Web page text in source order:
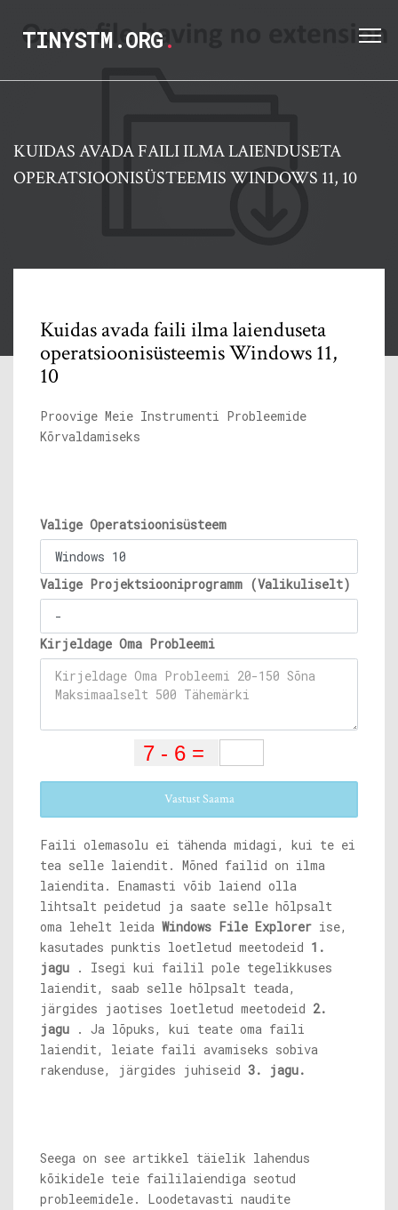
TINYSTM.ORG.
KUIDAS AVADA FAILI ILMA LAIENDUSETA
OPERATSIOONISÜSTEEMIS WINDOWS 11, 10
Kuidas avada faili ilma laienduseta
operatsioonisüsteemis Windows 11,
10
Proovige Meie Instrumenti Probleemide
Kõrvaldamiseks
Valige Operatsioonisüsteem
Valige Projektsiooniprogramm (Valikuliselt)
Kirjeldage Oma Probleemi
Vastust Saama
Faili olemasolu ei tähenda midagi, kui te ei
tea selle laiendit. Mõned failid on ilma
laiendita. Enamasti võib laiend olla
lihtsalt peidetud ja saate selle hõlpsalt
oma lehelt leida Windows File Explorer ise,
kasutades punktis loetletud meetodeid 1.
jagu . Isegi kui failil pole tegelikkuses
laiendit, saab selle hõlpsalt teada,
järgides jaotises loetletud meetodeid 2.
jagu . Ja lõpuks, kui teate oma faili
laiendit, leiate faili avamiseks sobiva
rakenduse, järgides juhiseid 3. jagu.
Seega on see artikkel täielik lahendus
kõikidele teie faililaiendiga seotud
probleemidele. Loodetavasti naudite